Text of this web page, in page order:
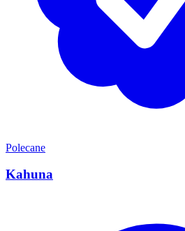
Polecane
Kahuna